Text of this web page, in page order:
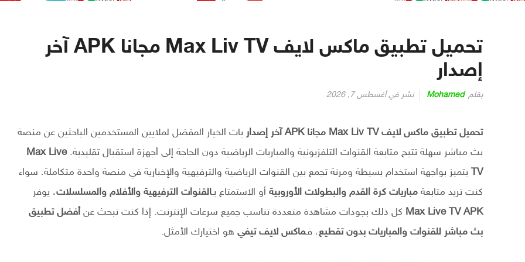
تحميل تطبيق ماكس لايف Max Liv TV مجانا APK آخر
إصدار
بقلم Mohamed نشر في أغسطس 7, 2026
تحميل تطبيق ماكس لايف Max Liv TV مجانا APK آخر إصدار
بات الخيار المفضل لملايين المستخدمين الباحثين عن منصة
بث مباشر سهلة تتيح متابعة القنوات التلفزيونية والمباريات الرياضية دون الحاجة إلى أجهزة استقبال تقليدية.Max Live
TV يتميز بواجهة استخدام بسيطة ومرنة تجمع بين القنوات الرياضية والترفيهية والإخبارية في منصة واحدة متكاملة. سواء
كنت تريد متابعة مباريات كرة القدم والبطولات الأوروبية أو الاستمتاع بـالقنوات الترفيهية والأفلام والمسلسلات، يوفر
Max Live TV APK كل ذلك بجودات مشاهدة متعددة تناسب جميع سرعات الإنترنت. إذا كنت تبحث عن أفضل تطبيق
بث مباشر للقنوات والمباريات بدون تقطيع، فـماكس لايف تيفي هو اختيارك الأمثل.